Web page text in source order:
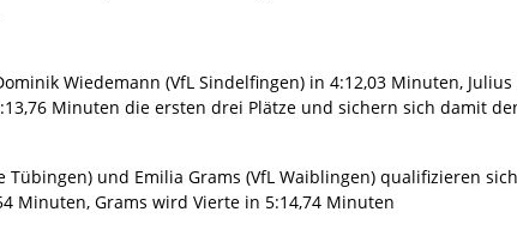
Wiedemann (VfL Sindelfingen) in 4:12,03 Minuten,
Minuten die ersten drei Plätze und sichern sich damit
Tübingen) und Emilia Grams (VfL Waiblingen) qualifizieren
Minuten, Grams wird Vierte in 5:14,74 Minuten